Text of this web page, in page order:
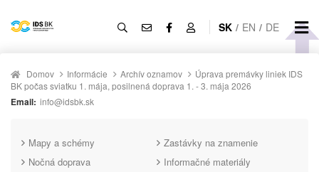
SK / EN / DE
Domov Informácie Archív oznamov
Úprava premávky liniek IDS
BK počas sviatku 1. mája, posilnená doprava 1. - 3. mája 2026
Email: info@idsbk.sk
Mapy a schémy
Zastávky na znamenie
Nočná doprava
Informačné materiály